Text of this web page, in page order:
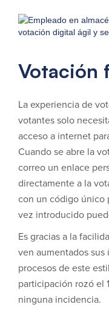
Votación
La experiencia de
votantes solo
acceso a internet
Cuando se abre la
correo un enlace
directamente a la
con un código único
vez introducido
Es gracias a la
ven aumentados
procesos de este
participación rozó el
ninguna incidencia.